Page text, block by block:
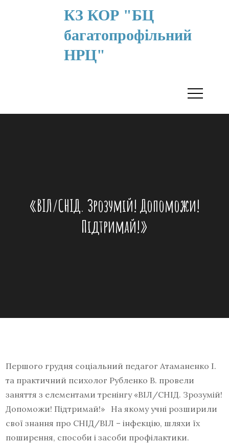
КЗ КОР "БЦ
багатопрофільний
НРЦ"
«ВІЛ/СНІД. Зрозумій! Допоможи!
Підтримай!»
Першого грудня соціальний педагог Атаманенко І.
та практичний психолог Рубленко В. провели
заняття з елементами тренінгу «ВІЛ/СНІД. Зрозумій!
Допоможи! Підтримай!» На якому учні розширили
свої знання про СНІД/ВІЛ – інфекцію, шляхи їх
поширення, способи і засоби профілактики.